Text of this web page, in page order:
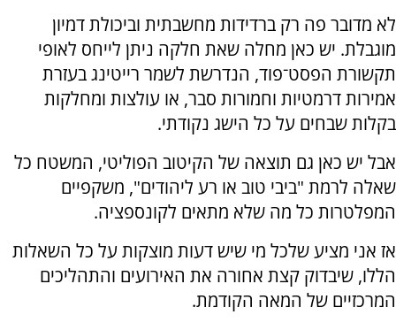
לא מדובר פה רק ברדידות מחשבתית וביכולת דמיון
מוגבלת. יש כאן מחלה שאת חלקה ניתן לייחס לאופי
תקשורת הפסט־פוד, הנדרשת לשמר רייטינג בעזרת
אמירות דרמטיות וחמורות סבר, או עולצות ומחלקות
בקלות שבחים על כל הישג נקודתי.
אבל יש כאן גם תוצאה של הקיטוב הפוליטי, המשטח כל
שאלה לרמת "ביבי טוב או רע ליהודים", משקפיים
המפלטרות כל מה שלא מתאים לקונספציה.
אז אני מציע שלכל מי שיש דעות מוצקות על כל השאלות
הללו, שיבדוק קצת אחורה את האירועים והתהליכים
המרכזיים של המאה הקודמת.